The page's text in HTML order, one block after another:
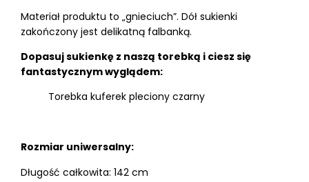
Materiał produktu to „gnieciuch”. Dół sukienki
zakończony jest delikatną falbanką.
Dopasuj sukienkę z naszą torebką i ciesz się
fantastycznym wyglądem:
Torebka kuferek pleciony czarny
Rozmiar uniwersalny:
Długość całkowita: 142 cm